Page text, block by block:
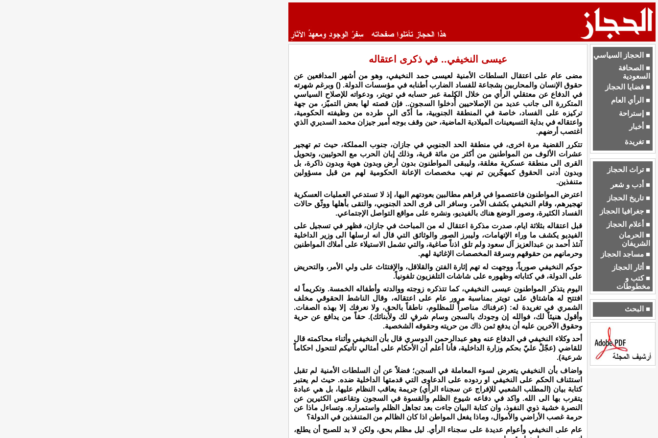
■ الحجاز السياسي
■ الصحافة
السعودية
■ قضايا الحجاز
■ الرأي العام
■ إستراحة
■ أخبار
■ تغريدة
■ تراث الحجاز
■ أدب و شعر
■ تاريخ الحجاز
■ جغرافيا الحجاز
■ أعلام الحجاز
■ الحرمان
الشريفان
■ مساجد الحجاز
■ أثار الحجاز
■ كتب و
مخطوطات
■ البحث
عيسى النخيفي.. في ذكرى اعتقاله
مضى عام على اعتقال السلطات الأمنية لعيسى حمد النخيفي، وهو من أشهر المدافعين عن
حقوق الإنسان والمحاربين بشجاعة للفساد الضارب أطنابه في مؤسسات الدولة. () وبرغم شهرته
في الدفاع عن معتقلي الرأي من خلال الكلمة عبر حسابه في تويتر، ودعواته للإصلاح السياسي
المتكررة الى جانب عديد من الإصلاحيين أُدخلوا السجون.. فإن قصته لها بعض التميّز، من جهة
تركيزه على الفساد، خاصة في المنطقة الجنوبية، ما أدّى الى طرده من وظيفته الحكومية،
واعتقاله في بداية التسيعينات الميلادية الماضية، حين وقف بوجه أمير جيزان محمد السديري الذي
اغتصب أرضهم.
تتكرر القضية مرة اخرى، في منطقة الحد الجنوبي في جازان، جنوب المملكة، حيث تم تهجير
عشرات الألوف من المواطنين من أكثر من مائة قرية، وذلك إبان الحرب مع الحوثيين، وتحويل
القرى الى منطقة عسكرية مغلقة، وليبقى المواطنون بدون أرض وبدون هوية وبدون ذاكرة، بل
وبدون أدنى الحقوق كمهجّرين تم نهب مخصصات الإعانة الحكومية لهم من قبل مسؤولين
متنفذين.
اعترض المواطنون فاعتصموا في قراهم مطالبين بعودتهم اليها، إذ لا تستدعي العمليات العسكرية
تهجيرهم، وقام النخيفي بكشف الأمر، وسافر الى قرى الحد الجنوبي، والتقى بأهلها ووثّق حالات
الفساد الكثيرة، وصور الوضع هناك بالفيديو، ونشره على مواقع التواصل الإجتماعي.
قبل اعتقاله بثلاثة ايام، صدرت مذكرة اعتقال له من المباحث في جازان، فظهر في تسجيل على
الفيديو يكشف ما وراء الإتهامات، وليبرز الصور والوثائق التي قال انه ارسلها الى وزير الداخلية
آنئذ أحمد بن عبدالعزيز آل سعود ولم تلق اذناً صاغية، والتي تشمل الاستيلاء على أملاك المواطنين
وحرمانهم من حقوقهم وسرقة المخصصات الإغاثية لهم.
حوكم النخيفي صورياً، ووجهت له تهم إثارة الفتن والقلاقل، والإفتئاث على ولي الأمر، والتحريض
على الدولة، في كتاباته وظهوره على شاشات التلفزيون تلفونياً.
اليوم يتذكر المواطنون عيسى النخيفي، كما تتذكره زوجته ووالدته وأطفاله الخمسة. وتكريماً له
افتتح له هاشتاق على تويتر بمناسبة مرور عام على اعتقاله، وقال الناشط الحقوقي مخلف
الشمري في تغريدة له: (عرفناك مناصراً للمظلوم، ناطقاً بالحق، ولا نعرفك إلا بهذه الصفات.
وأقول هنيئاً لك، فوالله إن وجودك بالسجن وسام شرفٍ لك ولأبنائك). حقاً من يدافع عن حرية
وحقوق الآخرين عليه أن يدفع ثمن ذاك من حريته وحقوقه الشخصية.
أحد وكلاء النخيفي في الدفاع عنه وهو عبدالرحمن الدوسري قال بأن النخيفي وأثناء محاكمته قال
للقاضي (عجّلْ عليّ بحكم وزارة الداخلية، فأنا أعلم أن الأحكام على أمثالي تأتيكم لتتحول احكاماً
شرعية).
واضاف بأن النخيفي يتعرض لسوء المعاملة في السجن؛ فضلاً عن أن السلطات الأمنية لم تقبل
استئناف الحكم على النخيفي او ردوده على الدعاوى التي قدمتها الداخلية ضده. حيث لم يعتبر
كتابة بيان (المطلب الشعبي للإفراج عن سجناء الرأي) جريمة يعاقب النظام عليها، بل هي عبادة
يتقرب بها الى الله. واكد في دفاعه شيوع الظلم والقسوة في السجون وتقاعس الكثيرين عن
النصرة خشية ذوي النفوذ، وان كتابة البيان جاءت بعد تجاهل الظلم واستمراره. وتساءل ماذا عن
حرمة غصب الأراضي والأموال، وماذا يفعل المواطن اذا كان الظالم من المتنفذين في الدولة؟
عام على النخيفي وأعوام عديدة على سجناء الرأي. ليل مظلم بحق، ولكن لا بد للصبح أن يطلع،